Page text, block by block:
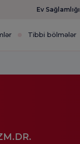
Ev Sağlamlığı
Tibbi bölmələr